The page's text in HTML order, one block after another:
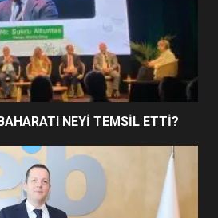
MÜZELERİNDE SÜRE
NE DEĞİŞTİ?
SATRANÇ
KAYITLARI NEYİ
NEYİ TEMSİL ETTİ?